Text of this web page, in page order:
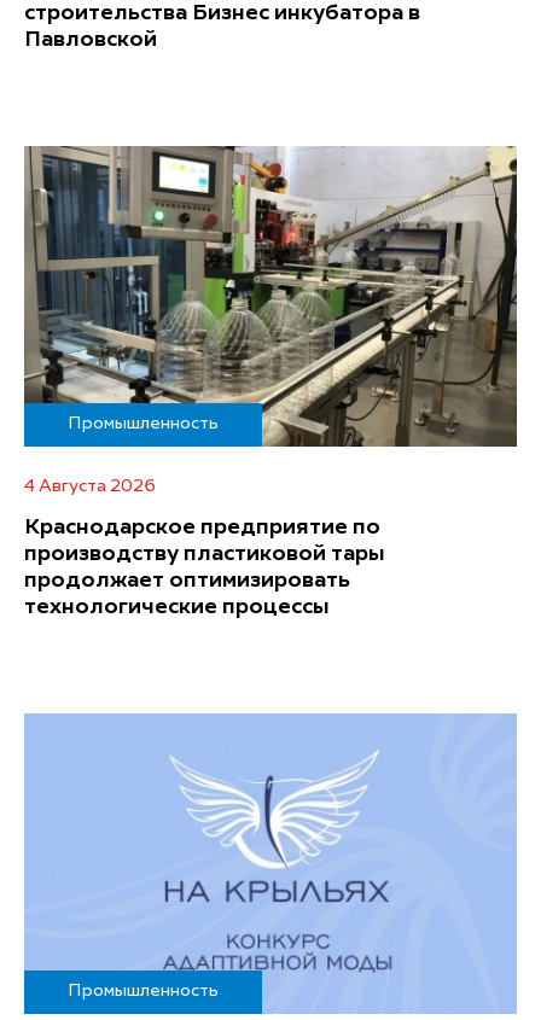
строительства Бизнес инкубатора в
Павловской
Промышленность
4 Августа 2026
Краснодарское предприятие по
производству пластиковой тары
продолжает оптимизировать
технологические процессы
Промышленность